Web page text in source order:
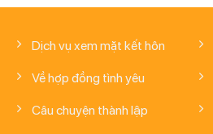
Dịch vụ xem mặt kết hôn
Về hợp đồng tình yêu
Câu chuyện thành lập